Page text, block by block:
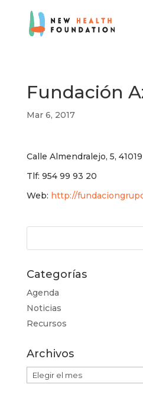
Fundación
Mar 6, 2017
Calle Almendralejo, 5,
Tlf: 954 99 93 20
Web: http://
Categorías
Agenda
Noticias
Recursos
Archivos
Archivos